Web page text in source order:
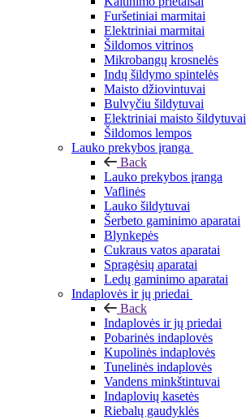
Furšetiniai marmitai
Elektriniai marmitai
Šildomos vitrinos
Mikrobangų krosnelės
Indų šildymo spintelės
Maisto džiovintuvai
Bulvyčiu šildytuvai
Elektriniai maisto šildytuvai
Šildomos lempos
Lauko prekybos įranga
Back
Lauko prekybos įranga
Vaflinės
Lauko šildytuvai
Šerbeto gaminimo aparatai
Blynkepės
Cukraus vatos aparatai
Spragėsių aparatai
Ledų gaminimo aparatai
Indaplovės ir jų priedai
Back
Indaplovės ir jų priedai
Pobarinės indaplovės
Kupolinės indaplovės
Tunelinės indaplovės
Vandens minkštintuvai
Indaplovių kasetės
Riebalų gaudyklės